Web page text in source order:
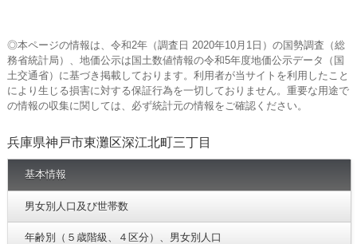
◎本ページの情報は、令和2年（調査日 2020年10月1日）の国勢調査（総
務省統計局）、地価公示は国土数値情報の令和5年度地価公示データ（国
土交通省）に基づき掲載しております。利用者が当サイトを利用したこと
により生じる損害に対する保証行為を一切しておりません。重要な用途で
の情報の収集に関しては、必ず統計元の情報をご確認ください。
兵庫県神戸市東灘区深江北町三丁目
基本情報
男女別人口及び世帯数
年齢別（５歳階級、４区分）、男女別人口